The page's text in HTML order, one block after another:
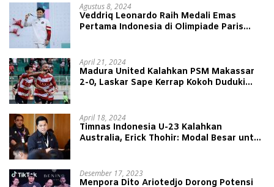
Agustus 8, 2024
Veddriq Leonardo Raih Medali Emas
Pertama Indonesia di Olimpiade Paris
April 21, 2024
Madura United Kalahkan PSM Makassar
2-0, Laskar Sape Kerrap Kokoh Duduki
April 18, 2024
Timnas Indonesia U-23 Kalahkan
Australia, Erick Thohir: Modal Besar untuk
Desember 17, 2023
Menpora Dito Ariotedjo Dorong Potensi